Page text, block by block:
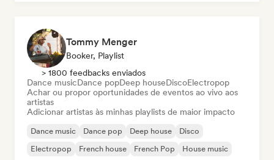
Tommy Menger
Booker, Playlist
> 1800 feedbacks enviados
Dance musicDance popDeep houseDiscoElectropop
Achar ou propor oportunidades de eventos ao vivo aos
artistas
Adicionar artistas às minhas playlists de maior impacto
Dance music Dance pop Deep house
Disco
Electropop
French house French Pop House music